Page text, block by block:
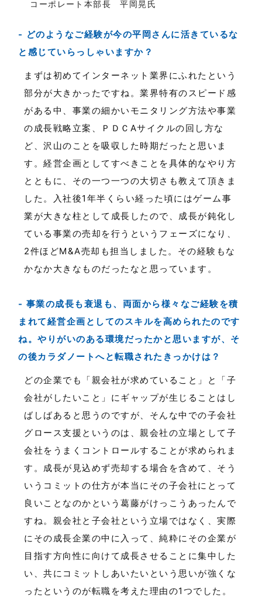
コーポレート本部長 平岡晃氏
どのようなご経験が今の平岡さんに活きているな
と感じていらっしゃいますか？
まずは初めてインターネット業界にふれたという
部分が大きかったですね。業界特有のスピード感
がある中、事業の細かいモニタリング方法や事業
の成長戦略立案、ＰＤＣAサイクルの回し方な
ど、沢山のことを吸収した時期だったと思いま
す。経営企画としてすべきことを具体的なやり方
とともに、その一つ一つの大切さも教えて頂きま
した。入社後1年半くらい経った頃にはゲーム事
業が大きな柱として成長したので、成長が鈍化し
ている事業の売却を行うというフェーズになり、
2件ほどM&A売却も担当しました。その経験もな
かなか大きなものだったなと思っています。
事業の成長も衰退も、両面から様々なご経験を積
まれて経営企画としてのスキルを高められたのです
ね。やりがいのある環境だったかと思いますが、そ
の後カラダノートへと転職されたきっかけは？
どの企業でも「親会社が求めていること」と「子
会社がしたいこと」にギャップが生じることはし
ばしばあると思うのですが、そんな中での子会社
グロース支援というのは、親会社の立場として子
会社をうまくコントロールすることが求められま
す。成長が見込めず売却する場合を含めて、そう
いうコミットの仕方が本当にその子会社にとって
良いことなのかという葛藤がけっこうあったんで
すね。親会社と子会社という立場ではなく、実際
にその成長企業の中に入って、純粋にその企業が
目指す方向性に向けて成長させることに集中した
い、共にコミットしあいたいという思いが強くな
ったというのが転職を考えた理由の1つでした。